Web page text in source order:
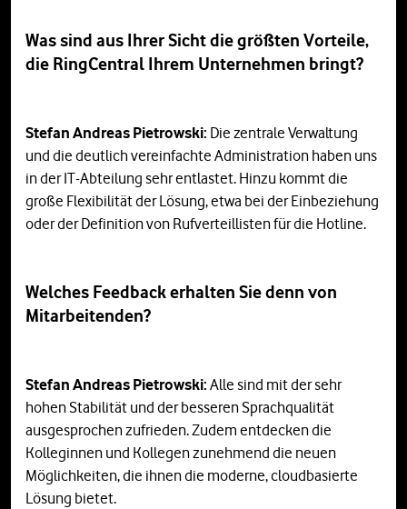
Was sind aus Ihrer Sicht die größten Vorteile,
die RingCentral Ihrem Unternehmen bringt?
Stefan Andreas Pietrowski: Die zentrale Verwaltung
und die deutlich vereinfachte Administration haben uns
in der IT-Abteilung sehr entlastet. Hinzu kommt die
große Flexibilität der Lösung, etwa bei der Einbeziehung
oder der Definition von Rufverteillisten für die Hotline.
Welches Feedback erhalten Sie denn von
Mitarbeitenden?
Stefan Andreas Pietrowski: Alle sind mit der sehr
hohen Stabilität und der besseren Sprachqualität
ausgesprochen zufrieden. Zudem entdecken die
Kolleginnen und Kollegen zunehmend die neuen
Möglichkeiten, die ihnen die moderne, cloudbasierte
Lösung bietet.